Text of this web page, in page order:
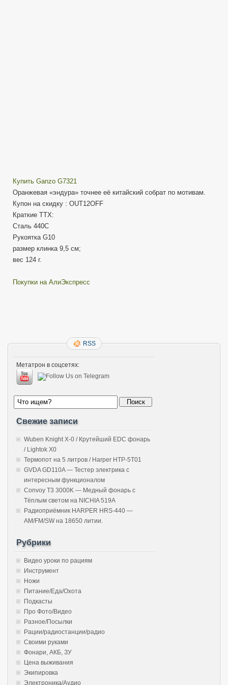
Купить Ganzo G7321
Оранжевая «эндура» точнее её китайский собрат по мотивам.
Купон на скидку : OUT12OFF
Краткие ТТХ:
Сталь 440С
Рукоятка G10
размер клинка 9,5 см;
вес 124 г.
Покупки на АлиЭкспресс
RSS
Метатрон в соцсетях:
Свежие записи
Wuben Knight X-0 / Крутейший EDC фонарь
/ Lightok X0
Термопот на 5 литров / Harper HTP-5T01
GVDA GD110A — Тестер электрика с
интересным функционалом
Convoy T3 3000K — Медный фонарь с
Тёплым светом на NICHIA 519A
Радиоприёмник HARPER HRS-440 —
AM/FM/SW на 18650 литии.
Рубрики
Видео уроки по рациям
Инструмент
Ножи
Питание/Еда/Охота
Подкасты
Про Фото/Видео
Разное/Посылки
Рации/радиостанции/радио
Своими руками
Фонари, АКБ, ЗУ
Цена выживания
Экипировка
Электроника/Аудио